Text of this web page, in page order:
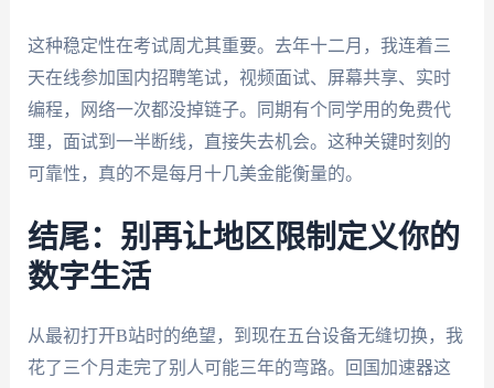
这种稳定性在考试周尤其重要。去年十二月，我连着三
天在线参加国内招聘笔试，视频面试、屏幕共享、实时
编程，网络一次都没掉链子。同期有个同学用的免费代
理，面试到一半断线，直接失去机会。这种关键时刻的
可靠性，真的不是每月十几美金能衡量的。
结尾：别再让地区限制定义你的
数字生活
从最初打开B站时的绝望，到现在五台设备无缝切换，我
花了三个月走完了别人可能三年的弯路。回国加速器这